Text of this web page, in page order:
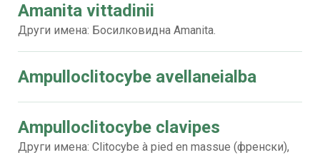
Amanita vittadinii
Други имена: Босилковидна Amanita.
Ampulloclitocybe avellaneialba
Ampulloclitocybe clavipes
Други имена: Clitocybe à pied en massue (френски),